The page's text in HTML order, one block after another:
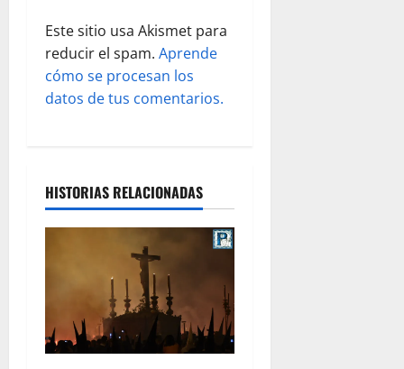
a
s
Este sitio usa Akismet para
reducir el spam. Aprende
cómo se procesan los
datos de tus comentarios.
HISTORIAS RELACIONADAS